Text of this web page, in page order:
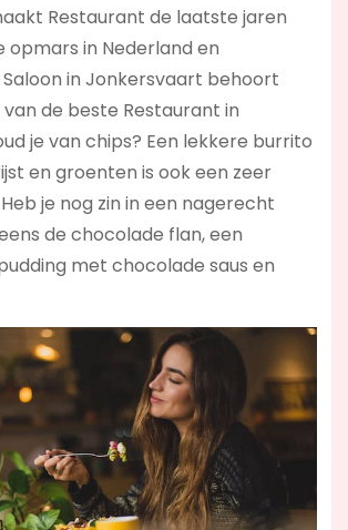
Restaurant de laatste jaren
opmars in Nederland en
in Jonkersvaart behoort
de beste Restaurant in
je van chips? Een lekkere burrito
en groenten is ook een zeer
je nog zin in een nagerecht
de chocolade flan, een
met chocolade saus en